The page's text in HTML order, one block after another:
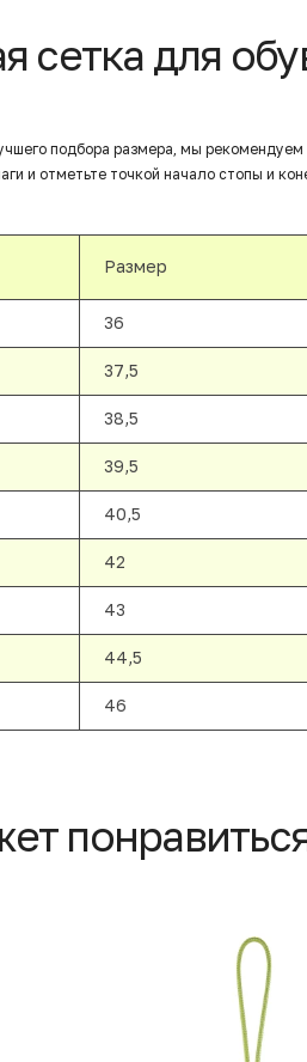
сетка для
подбора размера, мы
и отметьте точкой начало стопы и
Размер
36
37,5
38,5
39,5
40,5
42
43
44,5
46